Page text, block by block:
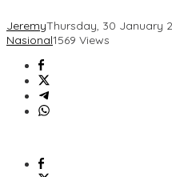
JeremyThursday, 30 January
Nasional1569 Views